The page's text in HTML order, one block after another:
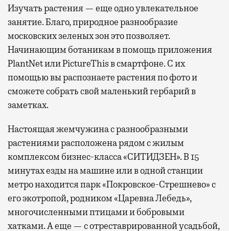
Изучать растения — еще одно увлекательное
занятие. Благо, природное разнообразие
московских зеленых зон это позволяет.
Начинающим ботаникам в помощь приложения
PlantNet или PictureThis в смартфоне. С их
помощью вы распознаете растения по фото и
сможете собрать свой маленький гербарий в
заметках.
Настоящая жемчужина с разнообразными
растениями расположена рядом с жилым
комплексом бизнес-класса «СИТИДЗЕН». В 15
минутах езды на машине или в одной станции
метро находится парк «Покровское-Стрешнево» с
его экотропой, родником «Царевна Лебедь»,
многочисленными птицами и бобровыми
хатками. А еще — с отреставрированной усадьбой,